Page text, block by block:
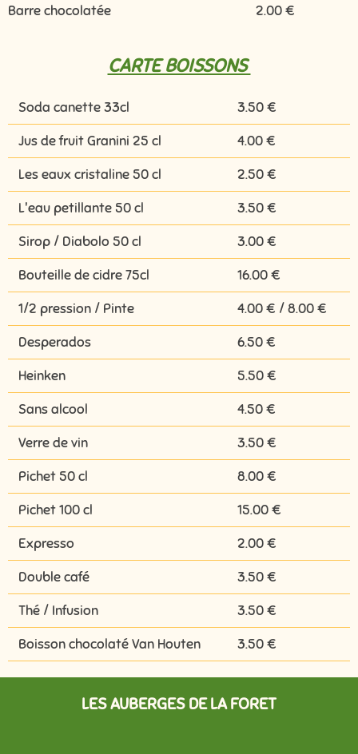
Barre chocolatée 2.00 €
CARTE BOISSONS
Soda canette 33cl
3.50 €
Jus de fruit Granini 25 cl
4.00 €
Les eaux cristaline 50 cl
2.50 €
L'eau petillante 50 cl
3.50 €
Sirop / Diabolo 50 cl
3.00 €
Bouteille de cidre 75cl
16.00 €
1/2 pression / Pinte
4.00 € / 8.00 €
Desperados
6.50 €
Heinken
5.50 €
Sans alcool
4.50 €
Verre de vin
3.50 €
Pichet 50 cl
8.00 €
Pichet 100 cl
15.00 €
Expresso
2.00 €
Double café
3.50 €
Thé / Infusion
3.50 €
Boisson chocolaté Van Houten
3.50 €
LES AUBERGES DE LA FORET